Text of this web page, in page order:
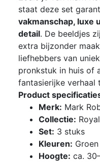
staat deze set
vakmanschap, luxe
detail. De beeldjes
extra bijzonder
liefhebbers van
pronkstuk in huis of
fantasierijke verhaal
Product
Merk: Mark
Collectie:
Set: 3 stuks
Kleuren:
Hoogte: ca.